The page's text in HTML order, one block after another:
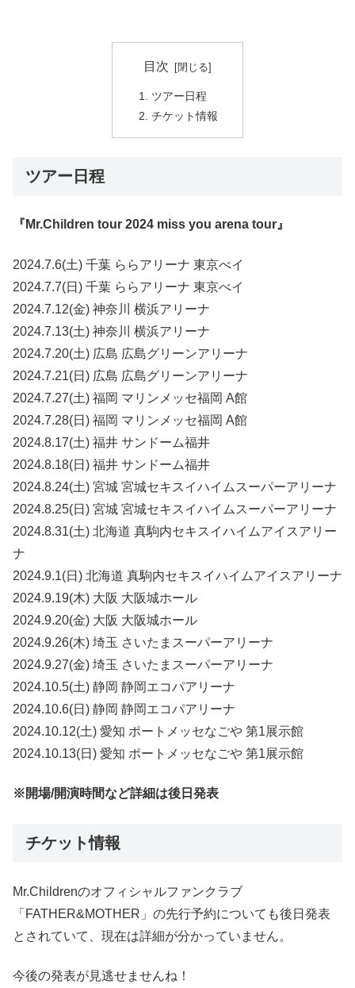
目次
ツアー日程
チケット情報
ツアー日程
『Mr.Children tour 2024 miss you arena tour』
2024.7.6(土) 千葉 ららアリーナ 東京べイ
2024.7.7(日) 千葉 ららアリーナ 東京べイ
2024.7.12(金) 神奈川 横浜アリーナ
2024.7.13(土) 神奈川 横浜アリーナ
2024.7.20(土) 広島 広島グリーンアリーナ
2024.7.21(日) 広島 広島グリーンアリーナ
2024.7.27(土) 福岡 マリンメッセ福岡 A館
2024.7.28(日) 福岡 マリンメッセ福岡 A館
2024.8.17(土) 福井 サンドーム福井
2024.8.18(日) 福井 サンドーム福井
2024.8.24(土) 宮城 宮城セキスイハイムスーパーアリーナ
2024.8.25(日) 宮城 宮城セキスイハイムスーパーアリーナ
2024.8.31(土) 北海道 真駒内セキスイハイムアイスアリー
ナ
2024.9.1(日) 北海道 真駒内セキスイハイムアイスアリーナ
2024.9.19(木) 大阪 大阪城ホール
2024.9.20(金) 大阪 大阪城ホール
2024.9.26(木) 埼玉 さいたまスーパーアリーナ
2024.9.27(金) 埼玉 さいたまスーパーアリーナ
2024.10.5(土) 静岡 静岡エコパアリーナ
2024.10.6(日) 静岡 静岡エコパアリーナ
2024.10.12(土) 愛知 ポートメッセなごや 第1展示館
2024.10.13(日) 愛知 ポートメッセなごや 第1展示館
※開場/開演時間など詳細は後日発表
チケット情報
Mr.Childrenのオフィシャルファンクラブ
「FATHER&MOTHER」の先行予約についても後日発表
とされていて、現在は詳細が分かっていません。
今後の発表が見逃せませんね！